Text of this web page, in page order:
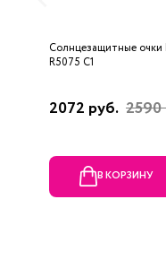
Солнцезащитные очки
R5075 C1
2072 руб. 2590
В КОРЗИНУ